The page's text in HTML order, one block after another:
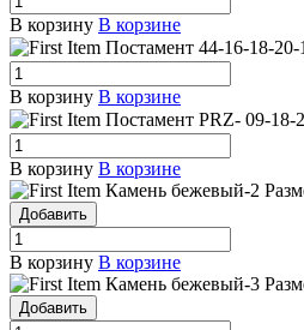
В корзину В корзине
Постамент 44-16-18-20-1
В корзину В корзине
Постамент PRZ- 09-18-
В корзину В корзине
Камень бежевый-2
Добавить
В корзину В корзине
Камень бежевый-3
Добавить